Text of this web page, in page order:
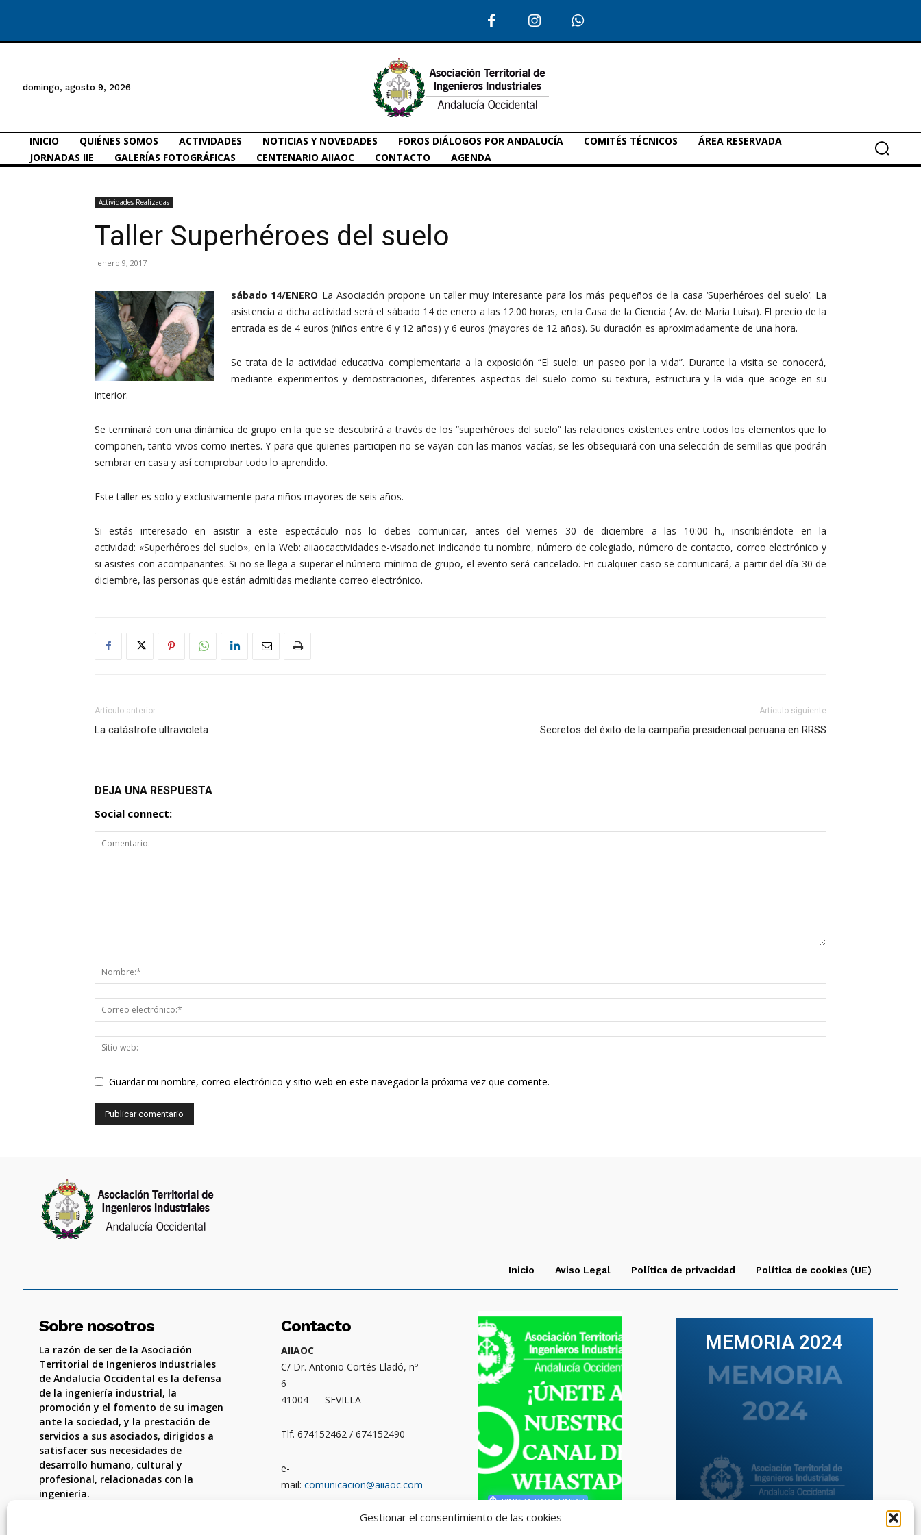
Gestionar el consentimiento de las cookies
domingo, agosto 9, 2026
INICIO QUIÉNES SOMOS ACTIVIDADES NOTICIAS Y NOVEDADES FOROS DIÁLOGOS POR ANDALUCÍA COMITÉS TÉCNICOS
ÁREA RESERVADA
JORNADAS IIE
GALERÍAS FOTOGRÁFICAS CENTENARIO AIIAOC CONTACTO AGENDA
Actividades Realizadas
Taller Superhéroes del suelo
enero 9, 2017
sábado 14/ENERO La Asociación propone un taller muy interesante para los más pequeños de la casa ‘Superhéroes del suelo’. La
asistencia a dicha actividad será el sábado 14 de enero a las 12:00 horas, en la Casa de la Ciencia ( Av. de María Luisa). El precio de la
entrada es de 4 euros (niños entre 6 y 12 años) y 6 euros (mayores de 12 años). Su duración es aproximadamente de una hora.
Se trata de la actividad educativa complementaria a la exposición “El suelo: un paseo por la vida”. Durante la visita se conocerá,
mediante experimentos y demostraciones, diferentes aspectos del suelo como su textura, estructura y la vida que acoge en su
interior.
Se terminará con una dinámica de grupo en la que se descubrirá a través de los “superhéroes del suelo” las relaciones existentes entre todos los elementos que lo
componen, tanto vivos como inertes. Y para que quienes participen no se vayan con las manos vacías, se les obsequiará con una selección de semillas que podrán
sembrar en casa y así comprobar todo lo aprendido.
Este taller es solo y exclusivamente para niños mayores de seis años.
Si estás interesado en asistir a este espectáculo nos lo debes comunicar, antes del viernes 30 de diciembre a las 10:00 h., inscribiéndote en la
actividad: «Superhéroes del suelo», en la Web: aiiaocactividades.e-visado.net indicando tu nombre, número de colegiado, número de contacto, correo electrónico y
si asistes con acompañantes. Si no se llega a superar el número mínimo de grupo, el evento será cancelado. En cualquier caso se comunicará, a partir del día 30 de
diciembre, las personas que están admitidas mediante correo electrónico.
Artículo anterior
La catástrofe ultravioleta
Artículo siguiente
Secretos del éxito de la campaña presidencial peruana en RRSS
DEJA UNA RESPUESTA
Social connect:
Guardar mi nombre, correo electrónico y sitio web en este navegador la próxima vez que comente.
Inicio Aviso Legal Política de privacidad Política de cookies (UE)
Sobre nosotros
La razón de ser de la Asociación
Territorial de Ingenieros Industriales
de Andalucía Occidental es la defensa
de la ingeniería industrial, la
promoción y el fomento de su imagen
ante la sociedad, y la prestación de
servicios a sus asociados, dirigidos a
satisfacer sus necesidades de
desarrollo humano, cultural y
profesional, relacionadas con la
ingeniería.
Contacto
AIIAOC
C/ Dr. Antonio Cortés Lladó, nº
6
41004 – SEVILLA
Tlf. 674152462 / 674152490
e-
mail:comunicacion@aiiaoc.com
Ámbito territorial: Cádiz,
PINCHA PARA UNIRTE
MEMORIA 2024